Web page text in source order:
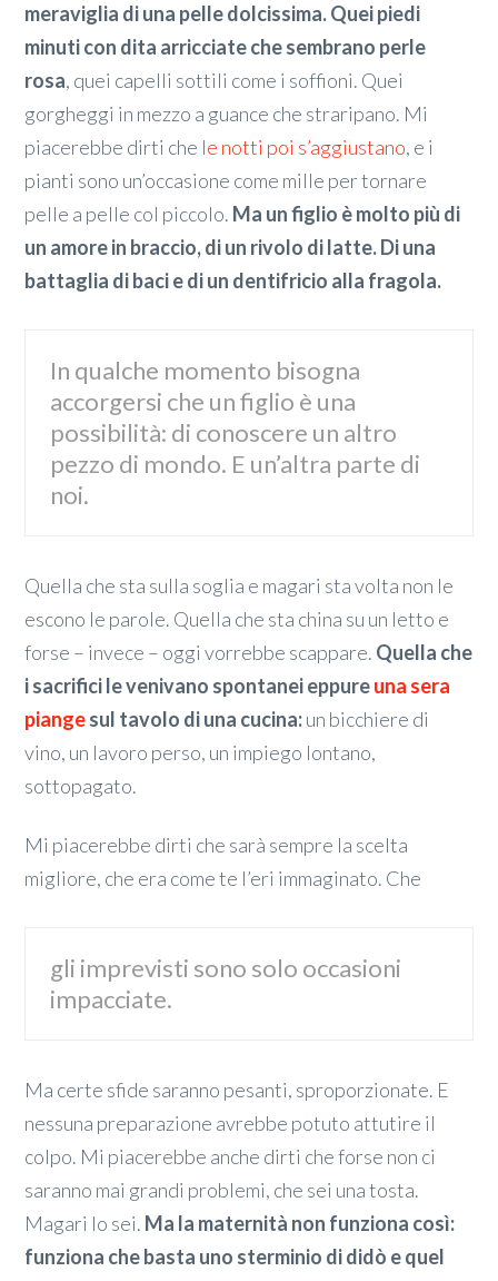
meraviglia di una pelle dolcissima. Quei piedi
minuti con dita arricciate che sembrano perle
rosa, quei capelli sottili come i soffioni. Quei
gorgheggi in mezzo a guance che straripano. Mi
piacerebbe dirti che le notti poi s’aggiustano, e i
pianti sono un’occasione come mille per tornare
pelle a pelle col piccolo. Ma un figlio è molto più di
un amore in braccio, di un rivolo di latte. Di una
battaglia di baci e di un dentifricio alla fragola.
In qualche momento bisogna
accorgersi che un figlio è una
possibilità: di conoscere un altro
pezzo di mondo. E un’altra parte di
noi.
Quella che sta sulla soglia e magari sta volta non le
escono le parole. Quella che sta china su un letto e
forse – invece – oggi vorrebbe scappare. Quella che
i sacrifici le venivano spontanei eppureuna sera
piangesul tavolo di una cucina:un bicchiere di
vino, un lavoro perso, un impiego lontano,
sottopagato.
Mi piacerebbe dirti che sarà sempre la scelta
migliore, che era come te l’eri immaginato. Che
gli imprevisti sono solo occasioni
impacciate.
Ma certe sfide saranno pesanti, sproporzionate. E
nessuna preparazione avrebbe potuto attutire il
colpo. Mi piacerebbe anche dirti che forse non ci
saranno mai grandi problemi, che sei una tosta.
Magari lo sei. Ma la maternità non funziona così:
funziona che basta uno sterminio di didò e quel